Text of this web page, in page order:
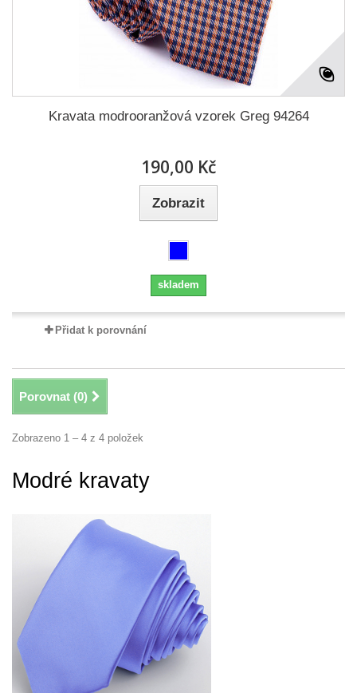
Kravata modrooranžová vzorek Greg 94264
190,00 Kč
Zobrazit
skladem
Přidat k porovnání
Porovnat (0)
Zobrazeno 1 – 4 z 4 položek
Modré kravaty